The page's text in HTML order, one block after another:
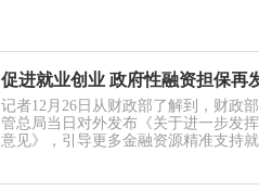
促进就业创业 政府性融资担保再
记者12月26日从财政部了解到，财政
管总局当日对外发布《关于进一步发
意见》，引导更多金融资源精准支持就